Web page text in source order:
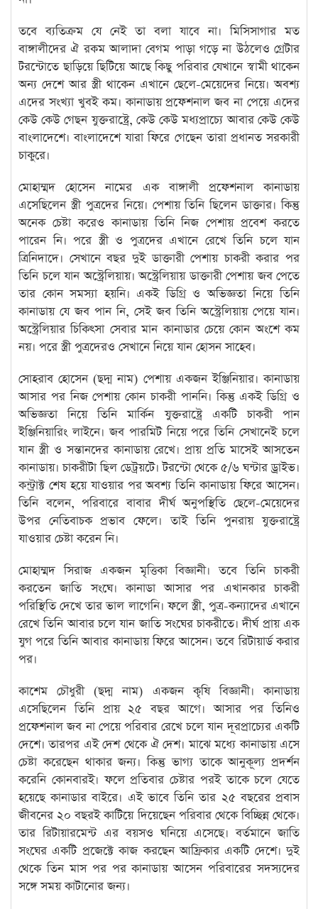
তবে ব্যতিক্রম যে নেই তা বলা যাবে না। মিসিসাগার মত
বাঙ্গালীদের ঐ রকম আলাদা বেগম পাড়া গড়ে না উঠলেও গ্রেটার
টরন্টোতে ছাড়িয়ে ছিটিয়ে আছে কিছু পরিবার যেখানে স্বামী থাকেন
অন্য দেশে আর স্ত্রী থাকেন এখানে ছেলে-মেয়েদের নিয়ে। অবশ্য
এদের সংখ্যা খুবই কম। কানাডায় প্রফেশনাল জব না পেয়ে এদের
কেউ কেউ গেছন যুক্তরাষ্ট্রে, কেউ কেউ মধ্যপ্রাচ্যে আবার কেউ কেউ
বাংলাদেশে। বাংলাদেশে যারা ফিরে গেছেন তারা প্রধানত সরকারী
চাকুরে।
মোহাম্মদ হোসেন নামের এক বাঙ্গালী প্রফেশনাল কানাডায়
এসেছিলেন স্ত্রী পুত্রদের নিয়ে। পেশায় তিনি ছিলেন ডাক্তার। কিন্তু
অনেক চেষ্টা করেও কানাডায় তিনি নিজ পেশায় প্রবেশ করতে
পারেন নি। পরে স্ত্রী ও পুত্রদের এখানে রেখে তিনি চলে যান
ত্রিনিদাদে। সেখানে বছর দুই ডাক্তারী পেশায় চাকরী করার পর
তিনি চলে যান অস্ট্রেলিয়ায়। অস্ট্রেলিয়ায় ডাক্তারী পেশায় জব পেতে
তার কোন সমস্যা হয়নি। একই ডিগ্রি ও অভিজ্ঞতা নিয়ে তিনি
কানাডায় যে জব পান নি, সেই জব তিনি অস্ট্রেলিয়ায় পেয়ে যান।
অস্ট্রেলিয়ার চিকিৎসা সেবার মান কানাডার চেয়ে কোন অংশে কম
নয়। পরে স্ত্রী পুত্রদেরও সেখানে নিয়ে যান হোসন সাহেব।
সোহরাব হোসেন (ছদ্ম নাম) পেশায় একজন ইঞ্জিনিয়ার। কানাডায়
আসার পর নিজ পেশায় কোন চাকরী পাননি। কিন্তু একই ডিগ্রি ও
অভিজ্ঞতা নিয়ে তিনি মার্কিন যুক্তরাষ্ট্রে একটি চাকরী পান
ইঞ্জিনিয়ারিং লাইনে। জব পারমিট নিয়ে পরে তিনি সেখানেই চলে
যান স্ত্রী ও সন্তানদের কানাডায় রেখে। প্রায় প্রতি মাসেই আসতেন
কানাডায়। চাকরীটা ছিল ডেট্রয়টে। টরন্টো থেকে ৫/৬ ঘন্টার ড্রাইভ।
কন্ট্রাক্ট শেষ হয়ে যাওয়ার পর অবশ্য তিনি কানাডায় ফিরে আসেন।
তিনি বলেন, পরিবারে বাবার দীর্ঘ অনুপস্থিতি ছেলে-মেয়েদের
উপর নেতিবাচক প্রভাব ফেলে। তাই তিনি পুনরায় যুক্তরাষ্ট্রে
যাওয়ার চেষ্টা করেন নি।
মোহাম্মদ সিরাজ একজন মৃত্তিকা বিজ্ঞানী। তবে তিনি চাকরী
করতেন জাতি সংঘে। কানাডা আসার পর এখানকার চাকরী
পরিস্থিতি দেখে তার ভাল লাগেনি। ফলে স্ত্রী, পুত্র-কন্যাদের এখানে
রেখে তিনি আবার চলে যান জাতি সংঘের চাকরীতে। দীর্ঘ প্রায় এক
যুগ পরে তিনি আবার কানাডায় ফিরে আসেন। তবে রিটায়ার্ড করার
পর।
কাশেম চৌধুরী (ছদ্ম নাম) একজন কৃষি বিজ্ঞানী। কানাডায়
এসেছিলেন তিনি প্রায় ২৫ বছর আগে। আসার পর তিনিও
প্রফেশনাল জব না পেয়ে পরিবার রেখে চলে যান দূরপ্রাচ্যের একটি
দেশে। তারপর এই দেশ থেকে ঐ দেশ। মাঝে মধ্যে কানাডায় এসে
চেষ্টা করেছেন থাকার জন্য। কিন্তু ভাগ্য তাকে আনুকূল্য প্রদর্শন
করেনি কোনবারই। ফলে প্রতিবার চেষ্টার পরই তাকে চলে যেতে
হয়েছে কানাডার বাইরে। এই ভাবে তিনি তার ২৫ বছরের প্রবাস
জীবনের ২০ বছরই কাটিয়ে দিয়েছেন পরিবার থেকে বিচ্ছিন্ন থেকে।
তার রিটায়ারমেন্ট এর বয়সও ঘনিয়ে এসেছে। বর্তমানে জাতি
সংঘের একটি প্রজেক্টে কাজ করছেন আফ্রিকার একটি দেশে। দুই
থেকে তিন মাস পর পর কানাডায় আসেন পরিবারের সদস্যদের
সঙ্গে সময় কাটানোর জন্য।